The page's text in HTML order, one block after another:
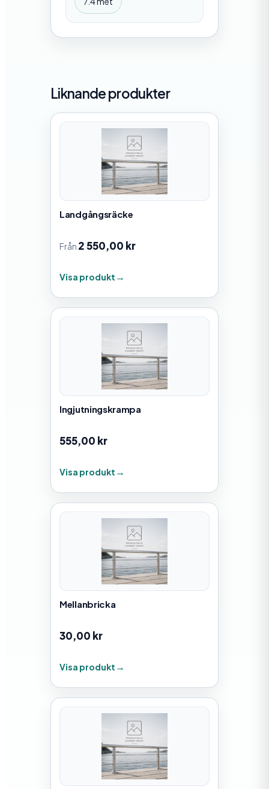
Liknande produkter
Landgångsräcke
Från 2 550,00 kr
Visa produkt
Ingjutningskrampa
555,00 kr
Visa produkt
Mellanbricka
30,00 kr
Visa produkt